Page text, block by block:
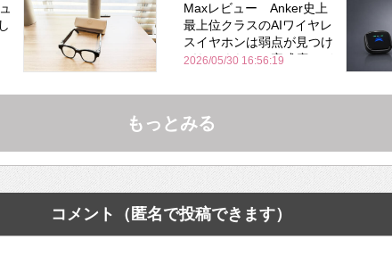
Maxレビュー Anker史上
最上位クラスのAIワイヤレ
スイヤホンは弱点が見つけ
づらいくらいの完成度にび
Bose並み
2026/05/30 16:56:19
もっとみる
コメント（匿名で投稿できます）